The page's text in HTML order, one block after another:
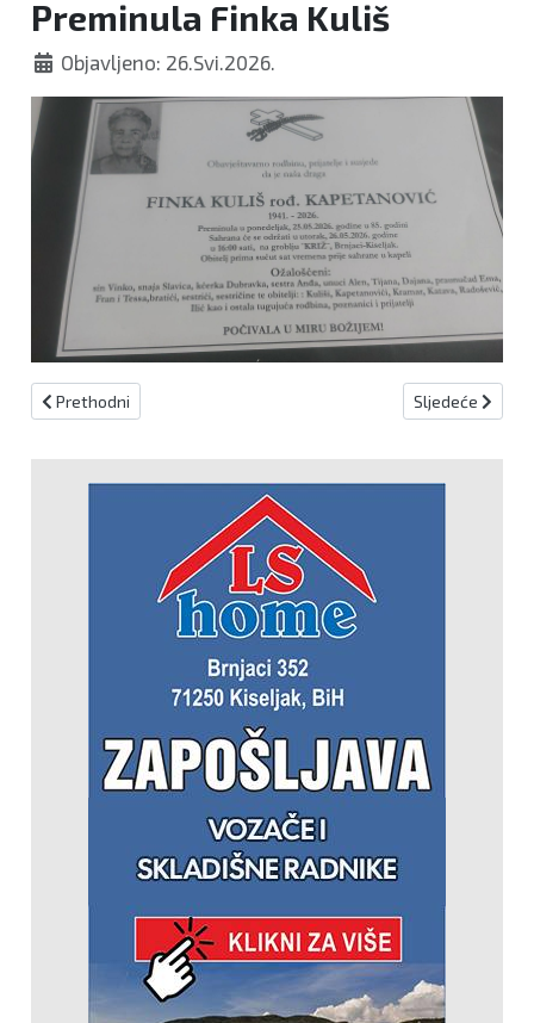
Preminula Finka Kuliš
Objavljeno: 26.Svi.2026.
Prethodni članak: Preminuo Vjeko Kraljević
Prethodni Sljedeći
Sljedeće